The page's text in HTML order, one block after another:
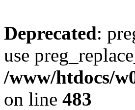
Deprecated:
use
/www/htdocs/
on line 483